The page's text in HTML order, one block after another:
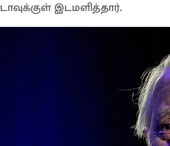
இடமளித்தார்.